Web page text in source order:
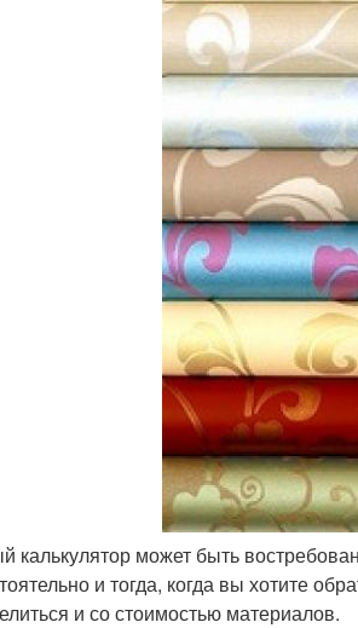
калькулятор может быть
и тогда, когда вы хотите
и со стоимостью материалов.